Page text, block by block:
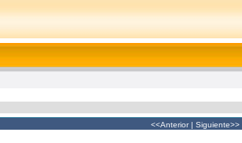
<<Anterior| Siguiente>>